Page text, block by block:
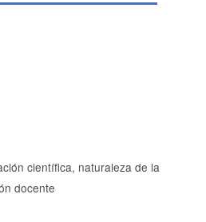
científica, naturaleza de la
docente